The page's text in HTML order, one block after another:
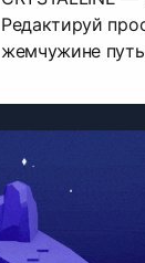
Редактируй
жемчужине